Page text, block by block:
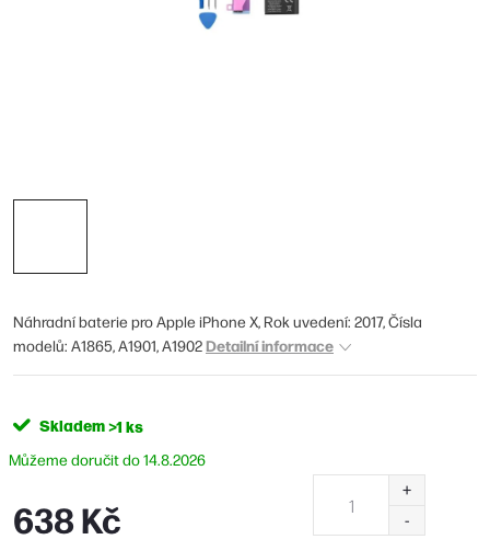
Náhradní baterie pro Apple iPhone X, Rok uvedení: 2017, Čísla
modelů: A1865, A1901, A1902Detailní informace
Skladem>1 ks
14.8.2026
638 Kč